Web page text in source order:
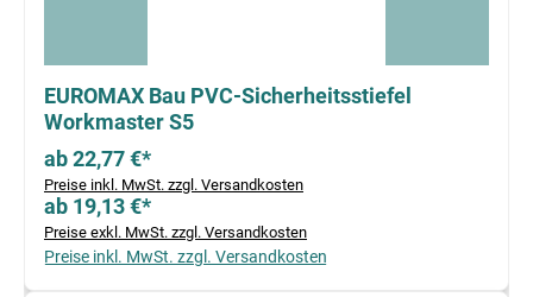
EUROMAX Bau PVC-Sicherheitsstiefel
Workmaster S5
ab 22,77 €*
Preise inkl. MwSt. zzgl. Versandkosten
ab 19,13 €*
Preise exkl. MwSt. zzgl. Versandkosten
Preise inkl. MwSt. zzgl. Versandkosten